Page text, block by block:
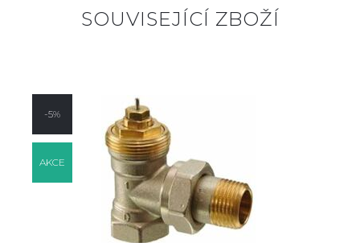
SOUVISEJÍCÍ ZBOŽÍ
-5%
AKCE